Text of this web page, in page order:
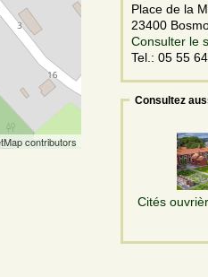
contributors
Place de la
23400
Consulter le
Tel.: 05 55
Consultez
Cités